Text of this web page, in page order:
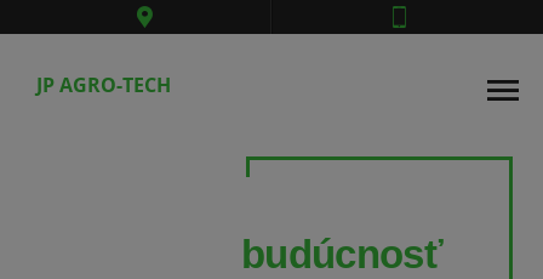
JP AGRO-TECH
budúcnosť